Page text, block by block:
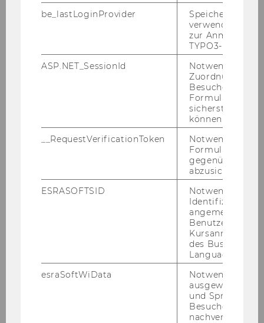
Exercise No. 15: Maintenance
Exercise No. 16: E-Commerce System for Public
Procurement
Exercise No. 17: Accessing a Web-Domain
Exercise No. 18: Independent Requirement /
Sales Planning
Exercise No. 19: Linking Cost Centres and
Exercise No. 21: Project Management -
Exercise No. 22: Cost and Income Categories as
Exercise No. 23: Airport and Flight Database
be_lastLoginProvider
Speichert die
verwendete
zur Anmeldung
TYPO3-Backend.
ASP.NET_SessionId
Notwendig, um
Zuordnung von
Besucher zu
sicherstellen zu
können.
__RequestVerificationToken
Notwendig, um
gegenüber
abzusichern.
ESRASOFTSID
Notwendig zur
Identifizierung
angemeldeten
Benutzers im
des Business
Language
esraSoftWiData
Notwendig um
ausgewählte
und
Besuchers
nachverfolgen